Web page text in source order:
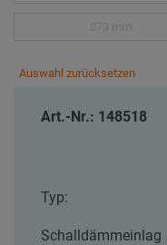
Auswahl zurücksetzen
Art.-Nr.: 148518
Typ:
Schalldämmeinlag